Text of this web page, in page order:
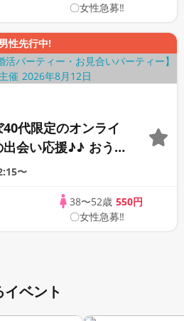
〇女性急募‼
男性先行中!
代限定のオンライ
会い応援♪♪ おう
☆全国の方が対象
〜
38〜52歳 550円
〇女性急募‼
ベント